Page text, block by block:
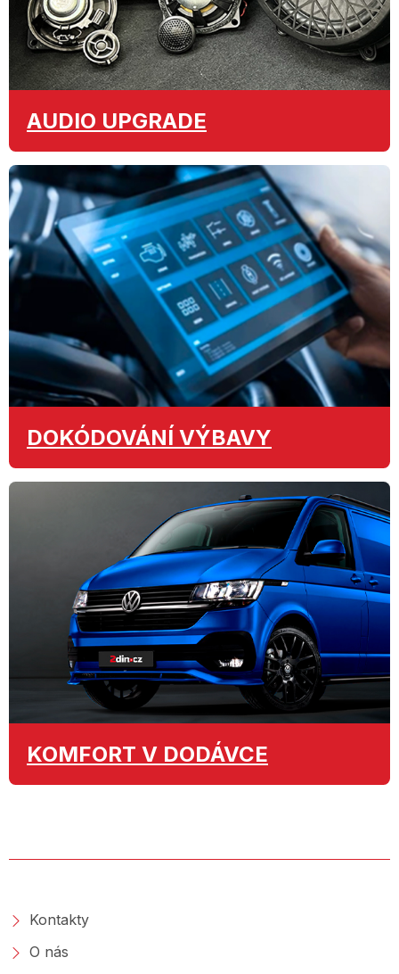
AUDIO UPGRADE
DOKÓDOVÁNÍ VÝBAVY
KOMFORT V DODÁVCE
Kontakty
O nás